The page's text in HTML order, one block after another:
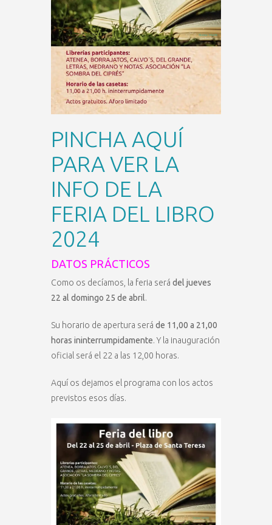
PINCHA AQUÍ
PARA VER LA
INFO DE LA
FERIA DEL LIBRO
2024
DATOS PRÁCTICOS
Como os decíamos, la feria será del jueves
22 al domingo 25 de abril.
Su horario de apertura será de 11,00 a 21,00
horas ininterrumpidamente. Y la inauguración
oficial será el 22 a las 12,00 horas.
Aquí os dejamos el programa con los actos
previstos esos días.